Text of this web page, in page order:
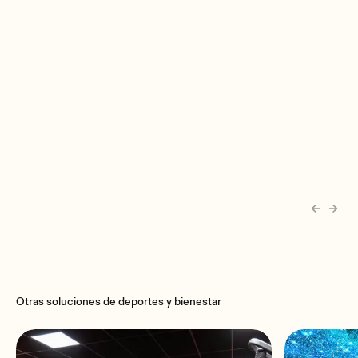
Otras soluciones de deportes y bienestar